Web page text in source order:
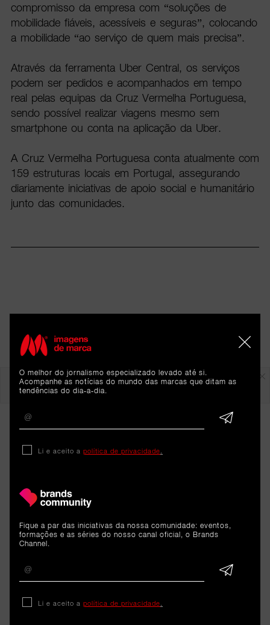
compromisso da empresa com “soluções de
mobilidade fiáveis, acessíveis e seguras”, colocando
a mobilidade “ao serviço de quem mais precisa”.
Através da ferramenta Uber Central, os serviços
podem ser pedidos e acompanhados em tempo
real pelas equipas da Cruz Vermelha Portuguesa,
sendo possível realizar viagens mesmo sem
smartphone ou conta na aplicação da Uber.
A Cruz Vermelha Portuguesa conta atualmente com
159 estruturas locais em Portugal, assegurando
diariamente iniciativas de apoio social e humanitário
junto das comunidades.
Em destaque
ARTIGOS
RELACIONADOS
O melhor do jornalismo especializado levado até si.
Acompanhe as notícias do mundo das marcas que ditam as
tendências do dia-a-dia.
Li e aceito a política de privacidade.
Fique a par das iniciativas da nossa comunidade: eventos,
formações e as séries do nosso canal oficial, o Brands
Channel.
Li e aceito a política de privacidade.